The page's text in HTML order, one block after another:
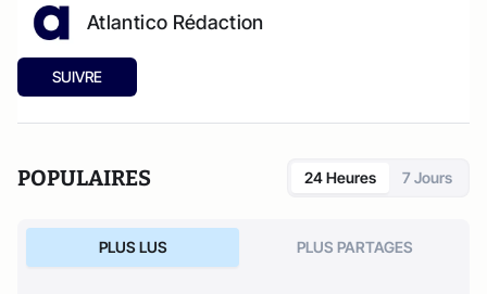
Atlantico Rédaction
SUIVRE
POPULAIRES 24 Heures 7 Jours
PLUS LUS PLUS PARTAGES